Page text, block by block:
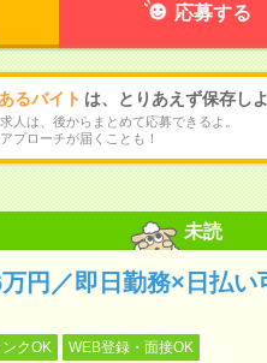
応募する
るバイト は、とりあえず保存し
人は、後からまとめて応募できるよ。
プローチが届くことも！
未読
円／即日勤務×日払い
クOK WEB登録・面接OK